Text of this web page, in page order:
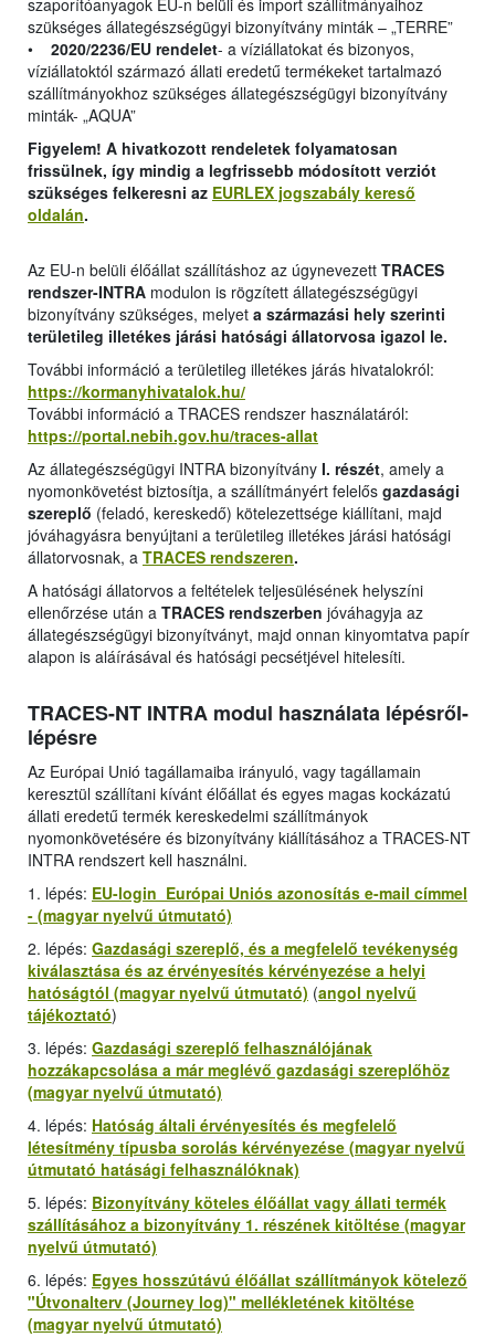
szaporítóanyagok EU-n belüli és import szállítmányaihoz
szükséges állategészségügyi bizonyítvány minták – „TERRE”
• 2020/2236/EU rendelet- a víziállatokat és bizonyos,
víziállatoktól származó állati eredetű termékeket tartalmazó
szállítmányokhoz szükséges állategészségügyi bizonyítvány
minták- „AQUA”
Figyelem! A hivatkozott rendeletek folyamatosan
frissülnek, így mindig a legfrissebb módosított verziót
szükséges felkeresni az EURLEX jogszabály kereső
oldalán.
Az EU-n belüli élőállat szállításhoz az úgynevezett TRACES
rendszer-INTRA modulon is rögzített állategészségügyi
bizonyítvány szükséges, melyet a származási hely szerinti
területileg illetékes járási hatósági állatorvosa igazol le.
További információ a területileg illetékes járás hivatalokról:
https://kormanyhivatalok.hu/
További információ a TRACES rendszer használatáról:
https://portal.nebih.gov.hu/traces-allat
Az állategészségügyi INTRA bizonyítvány I. részét, amely a
nyomonkövetést biztosítja, a szállítmányért felelős gazdasági
szereplő (feladó, kereskedő) kötelezettsége kiállítani, majd
jóváhagyásra benyújtani a területileg illetékes járási hatósági
állatorvosnak, a TRACES rendszeren.
A hatósági állatorvos a feltételek teljesülésének helyszíni
ellenőrzése után a TRACES rendszerben jóváhagyja az
állategészségügyi bizonyítványt, majd onnan kinyomtatva papír
alapon is aláírásával és hatósági pecsétjével hitelesíti.
TRACES-NT INTRA modul használata lépésről-
lépésre
Az Európai Unió tagállamaiba irányuló, vagy tagállamain
keresztül szállítani kívánt élőállat és egyes magas kockázatú
állati eredetű termék kereskedelmi szállítmányok
nyomonkövetésére és bizonyítvány kiállításához a TRACES-NT
INTRA rendszert kell használni.
1. lépés: EU-login Európai Uniós azonosítás e-mail címmel
- (magyar nyelvű útmutató)
2. lépés: Gazdasági szereplő, és a megfelelő tevékenység
kiválasztása és az érvényesítés kérvényezése a helyi
hatóságtól (magyar nyelvű útmutató) (angol nyelvű
tájékoztató)
3. lépés: Gazdasági szereplő felhasználójának
hozzákapcsolása a már meglévő gazdasági szereplőhöz
(magyar nyelvű útmutató)
4. lépés: Hatóság általi érvényesítés és megfelelő
létesítmény típusba sorolás kérvényezése (magyar nyelvű
útmutató hatásági felhasználóknak)
5. lépés: Bizonyítvány köteles élőállat vagy állati termék
szállításához a bizonyítvány 1. részének kitöltése (magyar
nyelvű útmutató)
6. lépés: Egyes hosszútávú élőállat szállítmányok kötelező
"Útvonalterv (Journey log)" mellékletének kitöltése
(magyar nyelvű útmutató)